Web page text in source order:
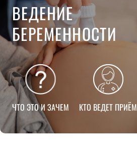
ВЕДЕНИЕ
БЕРЕМЕННОСТИ
ЧТО ЭТО И ЗАЧЕМ КТО ВЕДЕТ ПРИЁМ